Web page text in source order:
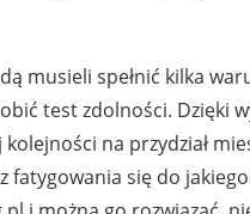
musieli spełnić kilka
test zdolności. Dzięki
na przydział
fatygowania się do